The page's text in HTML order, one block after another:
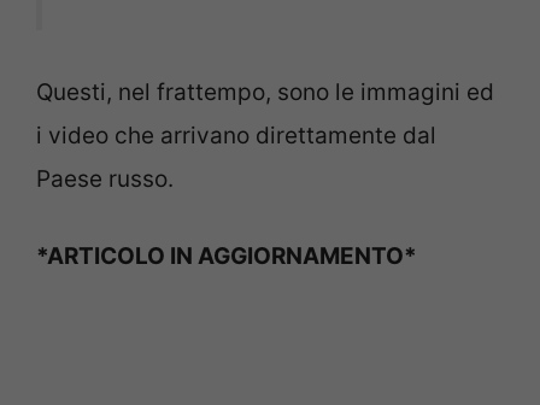
Questi, nel frattempo, sono le immagini ed
i video che arrivano direttamente dal
Paese russo.
*ARTICOLO IN AGGIORNAMENTO*